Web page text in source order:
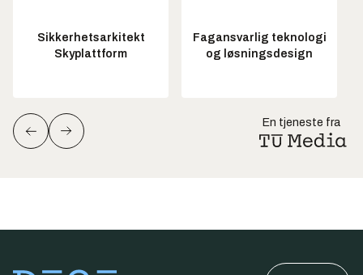
Sikkerhetsarkitekt
Skyplattform
Fagansvarlig teknologi
og løsningsdesign
En tjeneste fra